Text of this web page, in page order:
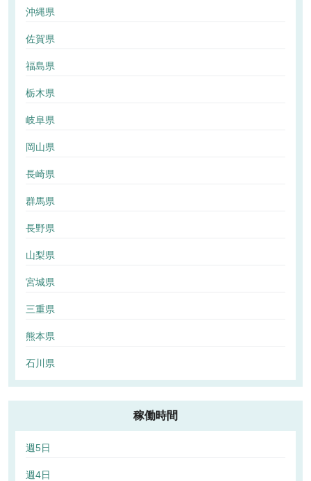
沖縄県
佐賀県
福島県
栃木県
岐阜県
岡山県
長崎県
群馬県
長野県
山梨県
宮城県
三重県
熊本県
石川県
稼働時間
週5日
週4日